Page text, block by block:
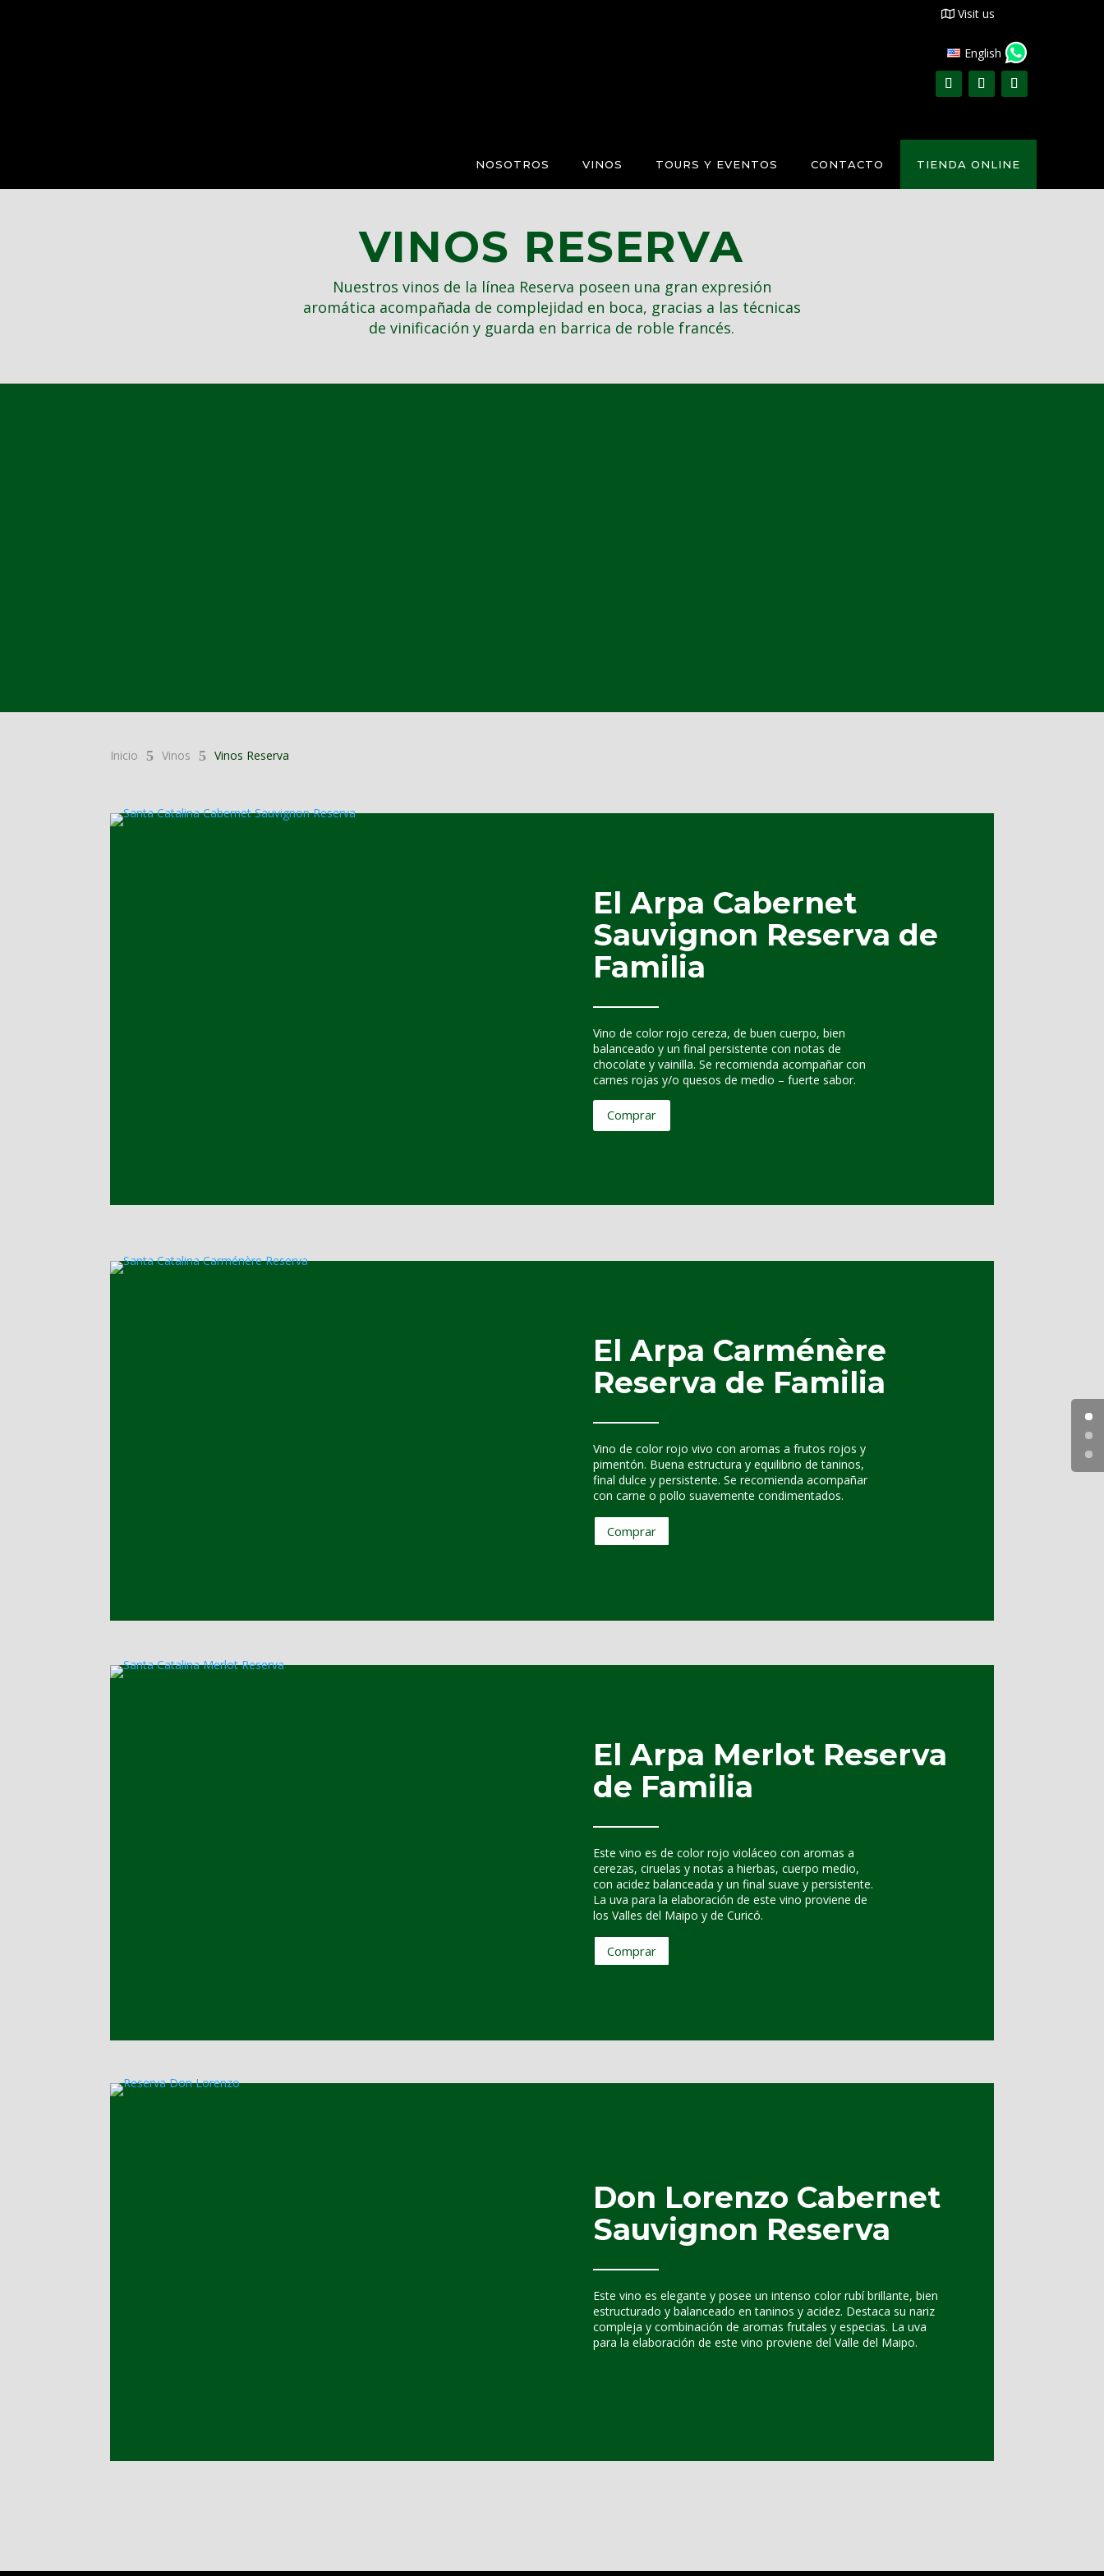
Visit us
English
NOSOTROS VINOS TOURS Y EVENTOS CONTACTO TIENDA ONLINE
VINOS RESERVA
Nuestros vinos de la línea Reserva poseen una gran expresión
aromática acompañada de complejidad en boca, gracias a las técnicas
de vinificación y guarda en barrica de roble francés.
Inicio 5 Vinos 5 Vinos Reserva
El Arpa Cabernet
Sauvignon Reserva de
Familia
Vino de color rojo cereza, de buen cuerpo, bien
balanceado y un final persistente con notas de
chocolate y vainilla. Se recomienda acompañar con
carnes rojas y/o quesos de medio – fuerte sabor.
Comprar
El Arpa Carménère
Reserva de Familia
Vino de color rojo vivo con aromas a frutos rojos y
pimentón. Buena estructura y equilibrio de taninos,
final dulce y persistente. Se recomienda acompañar
con carne o pollo suavemente condimentados.
Comprar
El Arpa Merlot Reserva
de Familia
Este vino es de color rojo violáceo con aromas a
cerezas, ciruelas y notas a hierbas, cuerpo medio,
con acidez balanceada y un final suave y persistente.
La uva para la elaboración de este vino proviene de
los Valles del Maipo y de Curicó.
Comprar
Don Lorenzo Cabernet
Sauvignon Reserva
Este vino es elegante y posee un intenso color rubí brillante, bien
estructurado y balanceado en taninos y acidez. Destaca su nariz
compleja y combinación de aromas frutales y especias. La uva
para la elaboración de este vino proviene del Valle del Maipo.